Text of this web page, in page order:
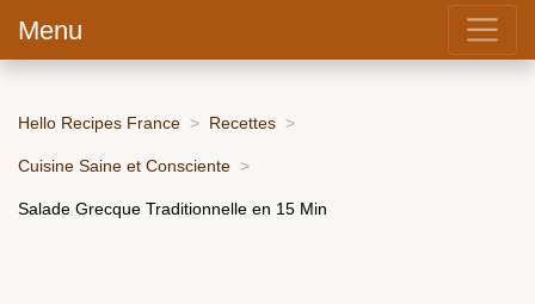
Menu
Hello Recipes France Recettes
Cuisine Saine et Consciente
Salade Grecque Traditionnelle en 15 Min